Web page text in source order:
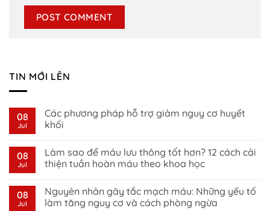
TIN MỚI LÊN
08
Jul
Các phương pháp hỗ trợ giảm nguy cơ huyết
khối
on
Các
phương
trợ
giảm
nguy
08
Jul
Làm sao để máu lưu thông tốt hơn? 12 cách cải
thiện tuần hoàn máu theo khoa học
on
Làm
sao
08
Jul
Nguyên nhân gây tắc mạch máu: Những yếu tố
làm tăng nguy cơ và cách phòng ngừa